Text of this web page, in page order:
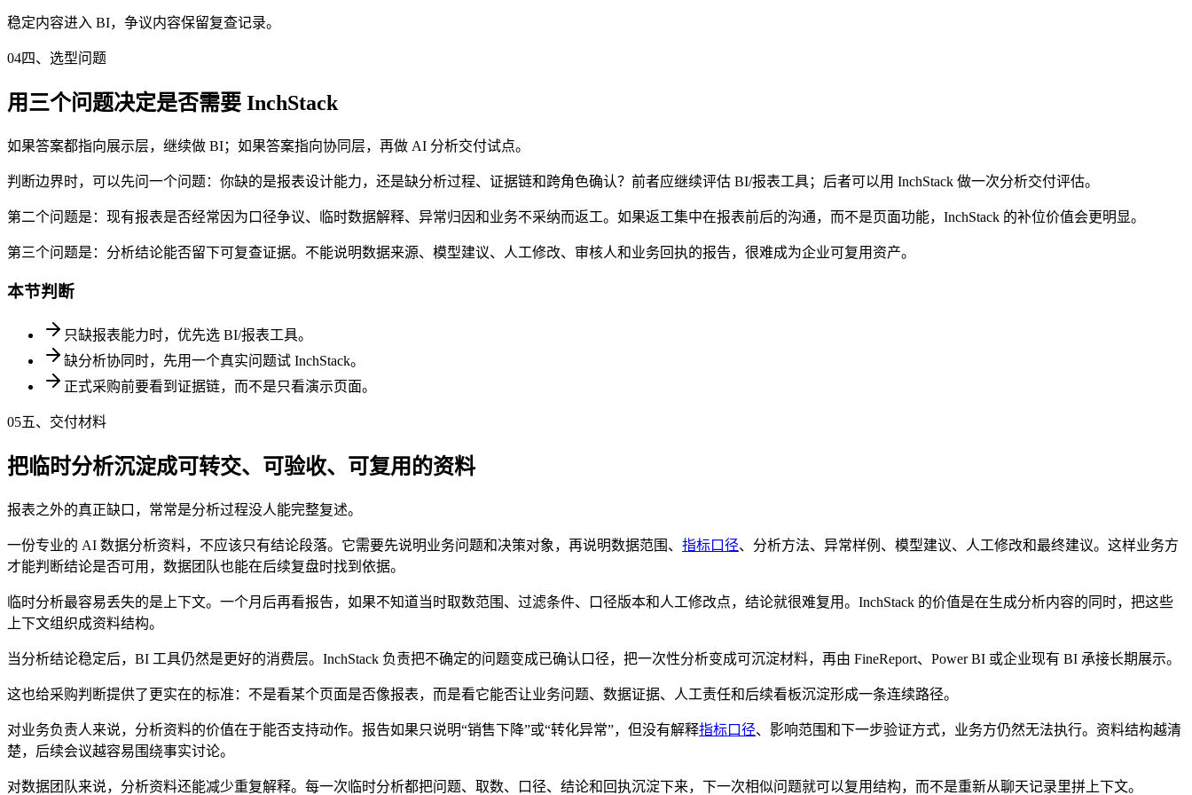
稳定内容进入 BI，争议内容保留复查记录。
04四、选型问题
用三个问题决定是否需要 InchStack
如果答案都指向展示层，继续做 BI；如果答案指向协同层，再做 AI 分析交付试点。
判断边界时，可以先问一个问题：你缺的是报表设计能力，还是缺分析过程、证据链和跨角色确认？前者应继续评估 BI/报表工具；后者可以用 InchStack 做一次分析交付评估。
第二个问题是：现有报表是否经常因为口径争议、临时数据解释、异常归因和业务不采纳而返工。如果返工集中在报表前后的沟通，而不是页面功能，InchStack 的补位价值会更明显。
第三个问题是：分析结论能否留下可复查证据。不能说明数据来源、模型建议、人工修改、审核人和业务回执的报告，很难成为企业可复用资产。
本节判断
只缺报表能力时，优先选 BI/报表工具。
缺分析协同时，先用一个真实问题试 InchStack。
正式采购前要看到证据链，而不是只看演示页面。
05五、交付材料
把临时分析沉淀成可转交、可验收、可复用的资料
报表之外的真正缺口，常常是分析过程没人能完整复述。
一份专业的 AI 数据分析资料，不应该只有结论段落。它需要先说明业务问题和决策对象，再说明数据范围、 指标口径、分析方法、异常样例、模型建议、人工修改和最终建议。这样业务方
才能判断结论是否可用，数据团队也能在后续复盘时找到依据。
临时分析最容易丢失的是上下文。一个月后再看报告，如果不知道当时取数范围、过滤条件、口径版本和人工修改点，结论就很难复用。InchStack 的价值是在生成分析内容的同时，把这些
上下文组织成资料结构。
当分析结论稳定后，BI 工具仍然是更好的消费层。InchStack 负责把不确定的问题变成已确认口径，把一次性分析变成可沉淀材料，再由 FineReport、Power BI 或企业现有 BI 承接长期展示。
这也给采购判断提供了更实在的标准：不是看某个页面是否像报表，而是看它能否让业务问题、数据证据、人工责任和后续看板沉淀形成一条连续路径。
对业务负责人来说，分析资料的价值在于能否支持动作。报告如果只说明“销售下降”或“转化异常”，但没有解释指标口径、影响范围和下一步验证方式，业务方仍然无法执行。资料结构越清
楚，后续会议越容易围绕事实讨论。
对数据团队来说，分析资料还能减少重复解释。每一次临时分析都把问题、取数、口径、结论和回执沉淀下来，下一次相似问题就可以复用结构，而不是重新从聊天记录里拼上下文。